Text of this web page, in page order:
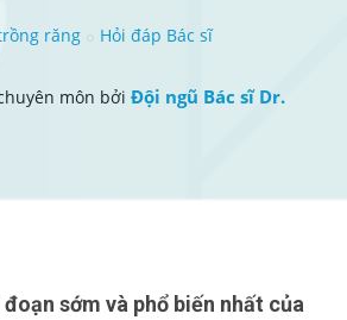
răng Hỏi đáp Bác sĩ
môn bởi Đội ngũ Bác sĩ Dr.